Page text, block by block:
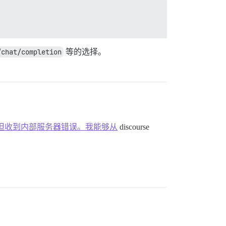
completion 等的选择。
收到内部服务器错误。我能够从 discourse